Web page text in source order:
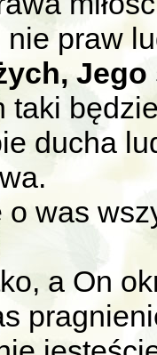
nie praw
Jego
taki
ducha
was
a On